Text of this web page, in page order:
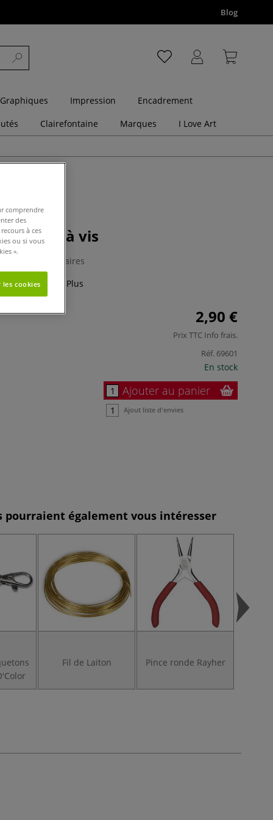
Blog
Impression
Encadrement
Clairefontaine Marques I Love Art
à vis
0 Commentaires
à vis dorés.
Plus
2,90 €
Prix TTC Info frais.
Réf. 69601
En stock
Ajouter au panier
Ajout liste d'envies
pourraient également vous intéresser
Fil de Laiton Pince ronde Rayher
comprendre
des
à ces
ou si vous
».
cookies